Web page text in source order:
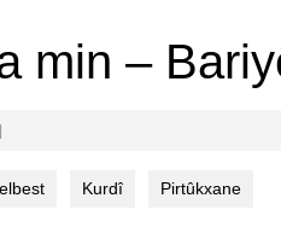
min –
Kurdî Pirtûkxane